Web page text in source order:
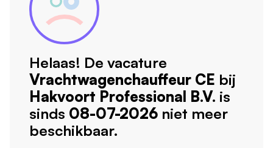
Helaas! De vacature
Vrachtwagenchauffeur CE bij
Hakvoort Professional B.V. is
sinds 08-07-2026 niet meer
beschikbaar.